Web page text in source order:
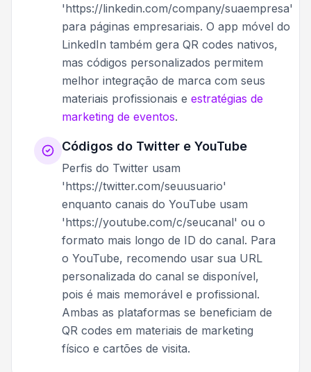
'https://linkedin.com/company/suaempresa'
para páginas empresariais. O app móvel do
LinkedIn também gera QR codes nativos,
mas códigos personalizados permitem
melhor integração de marca com seus
materiais profissionais e estratégias de
marketing de eventos.
Códigos do Twitter e YouTube
Perfis do Twitter usam
'https://twitter.com/seuusuario'
enquanto canais do YouTube usam
'https://youtube.com/c/seucanal' ou o
formato mais longo de ID do canal. Para
o YouTube, recomendo usar sua URL
personalizada do canal se disponível,
pois é mais memorável e profissional.
Ambas as plataformas se beneficiam de
QR codes em materiais de marketing
físico e cartões de visita.